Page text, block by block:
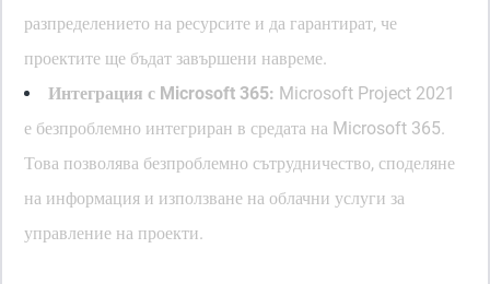
разпределението на ресурсите и да гарантират, че
проектите ще бъдат завършени навреме.
Интеграция с Microsoft 365: Microsoft Project 2021
е безпроблемно интегриран в средата на Microsoft 365.
Това позволява безпроблемно сътрудничество, споделяне
на информация и използване на облачни услуги за
управление на проекти.